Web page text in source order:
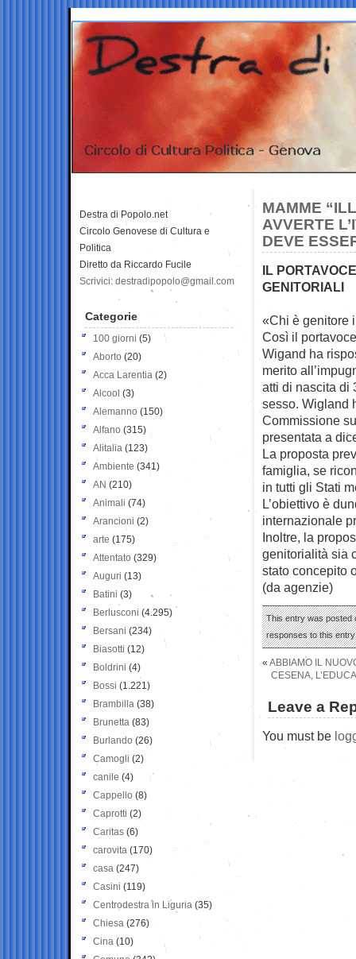
MAMME
AVVERTE
DEVE
IL
GENITORIALI
«Chi è genitore
Così il
Wigand ha
merito
atti di nascita di
sesso. Wigland
Commissione
presentata a
La proposta
famiglia, se
in tutti gli Stati
L’obiettivo è
internazionale
Inoltre, la
genitorialità sia
stato concepito
(da agenzie)
This entry was posted
responses to this
« ABBIAMO IL
CESENA,
Leave a
You must be
Destra di Popolo.net
Circolo Genovese di Cultura e
Politica
Diretto da Riccardo Fucile
Scrivici: destradipopolo@gmail.com
Categorie
100 giorni (5)
Aborto (20)
Acca Larentia (2)
Alcool (3)
Alemanno (150)
Alfano (315)
Alitalia (123)
Ambiente (341)
AN (210)
Animali (74)
Arancioni (2)
arte (175)
Attentato (329)
Auguri (13)
Batini (3)
Berlusconi (4.295)
Bersani (234)
Biasotti (12)
Boldrini (4)
Bossi (1.221)
Brambilla (38)
Brunetta (83)
Burlando (26)
Camogli (2)
canile (4)
Cappello (8)
Caprotti (2)
Caritas (6)
carovita (170)
casa (247)
Casini (119)
Centrodestra in Liguria (35)
Chiesa (276)
Cina (10)